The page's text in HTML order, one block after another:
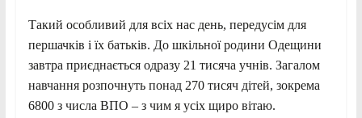
Такий особливий для всіх нас день, передусім для
першачків і їх батьків. До шкільної родини Одещини
завтра приєднається одразу 21 тисяча учнів. Загалом
навчання розпочнуть понад 270 тисяч дітей, зокрема
6800 з числа ВПО – з чим я усіх щиро вітаю.